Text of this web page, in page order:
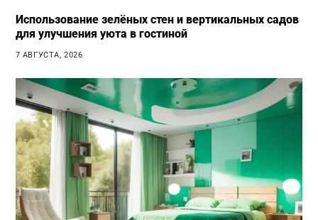
Использование зелёных стен и вертикальных садов
для улучшения уюта в гостиной
7 АВГУСТА, 2026